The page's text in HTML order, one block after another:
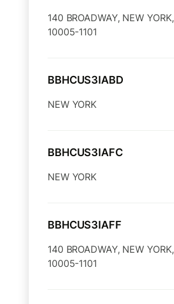
140 BROADWAY, NEW YORK,
10005-1101
BBHCUS3IABD
NEW YORK
BBHCUS3IAFC
NEW YORK
BBHCUS3IAFF
140 BROADWAY, NEW YORK,
10005-1101